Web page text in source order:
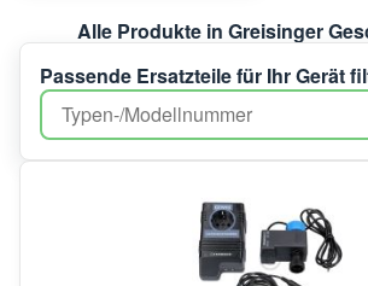
Alle Produkte in Greisinger
Passende Ersatzteile für Ihr Gerät